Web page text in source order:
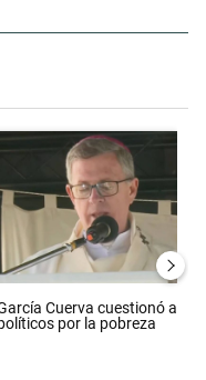
apuntó contra Milei
artículo de tendencia con el
Cuerva cuestionó a los
por la pobreza